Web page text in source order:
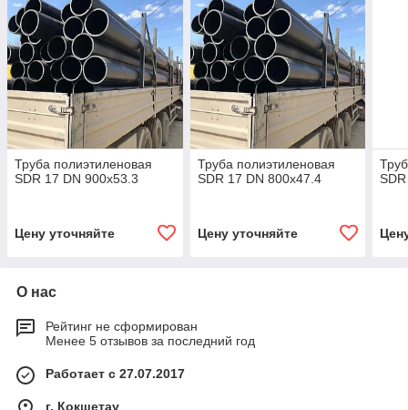
Труба полиэтиленовая
SDR 17 DN 900x53.3
Цену уточняйте
Труба полиэтиленовая
SDR 17 DN 800x47.4
Цену уточняйте
О нас
Рейтинг не сформирован
Менее 5 отзывов за последний год
Работает с 27.07.2017
г. Кокшетау